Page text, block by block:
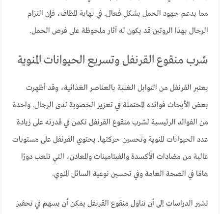
مما يدعم جهود الحمل بشكل فعال. في نهاية المطاف، فإن التزام
الرجال بهذا الروتين قد يكون له آثار ملحوظة على فرص الحمل.
شرب منقوع القرنفل وتسريع الحيوانات المنوية
يعتبر القرنفل من التوابل الغنية بالعناصر الغذائية، وقد أظهرت
بعض الأبحاث فوائده المحتملة في تعزيز الخصوبة لدى الرجال. واحدة
من الفوائد الرئيسية لشرب منقوع القرنفل تكمن في قدرته على زيادة
عدد الحيوانات المنوية وتحسين حركتها. يحتوي القرنفل على مستويات
عالية من مضادات الأكسدة والفيتامينات والمعادن، التي تلعب دورًا
هامًا في الصحة العامة وفي تحسين نوعية السائل المنوي.
تشير الدراسات إلى أن تناول منقوع القرنفل يمكن أن يسهم في تحفيز